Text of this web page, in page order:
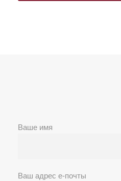
Ваше имя
Ваш адрес е-почты